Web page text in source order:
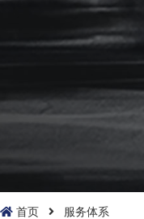
首页 服务体系